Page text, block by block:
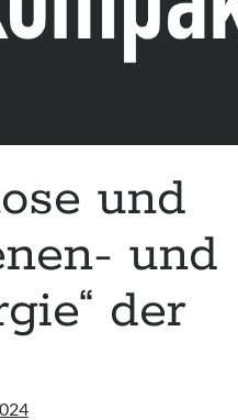
und
und
der